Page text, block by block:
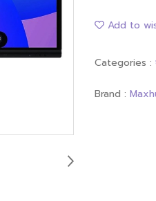
Add to
Categories :
Brand :